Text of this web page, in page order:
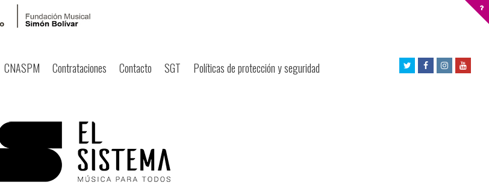
CNASPM Contrataciones Contacto SGT Políticas de protección y seguridad
TwitterFacebookInstagram